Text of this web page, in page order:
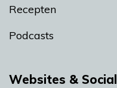
Recepten
Podcasts
Websites & Social